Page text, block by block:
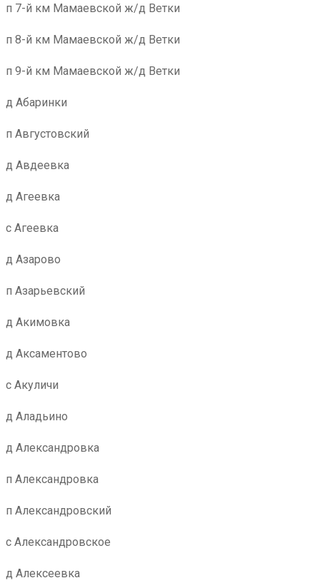
п 7-й км Мамаевской ж/д Ветки
п 8-й км Мамаевской ж/д Ветки
п 9-й км Мамаевской ж/д Ветки
д Абаринки
п Августовский
д Авдеевка
д Агеевка
с Агеевка
д Азарово
п Азарьевский
д Акимовка
д Аксаментово
с Акуличи
д Аладьино
д Александровка
п Александровка
п Александровский
с Александровское
д Алексеевка